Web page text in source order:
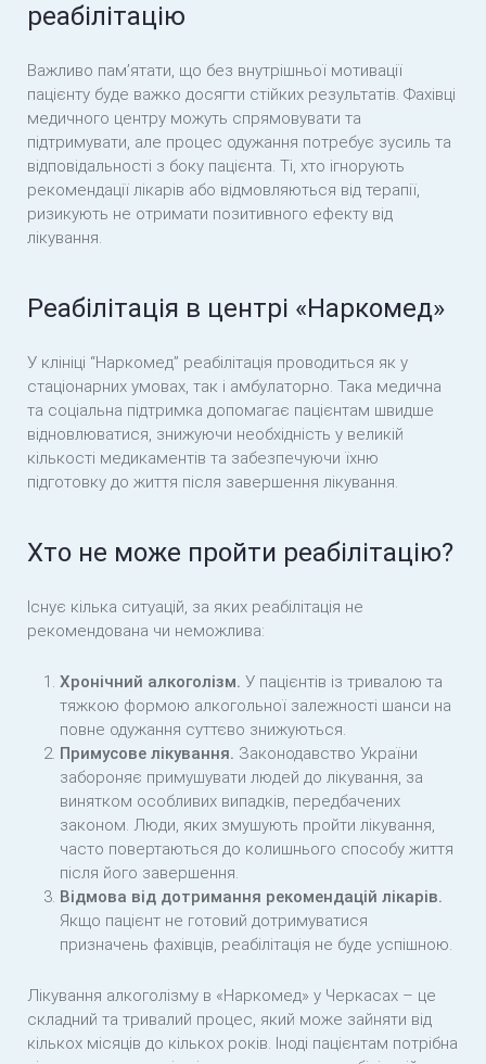
реабілітацію
Важливо пам’ятати, що без внутрішньої мотивації
пацієнту буде важко досягти стійких результатів. Фахівці
медичного центру можуть спрямовувати та
підтримувати, але процес одужання потребує зусиль та
відповідальності з боку пацієнта. Ті, хто ігнорують
рекомендації лікарів або відмовляються від терапії,
ризикують не отримати позитивного ефекту від
лікування.
Реабілітація в центрі «Наркомед»
У клініці “Наркомед” реабілітація проводиться як у
стаціонарних умовах, так і амбулаторно. Така медична
та соціальна підтримка допомагає пацієнтам швидше
відновлюватися, знижуючи необхідність у великій
кількості медикаментів та забезпечуючи їхню
підготовку до життя після завершення лікування.
Хто не може пройти реабілітацію?
Існує кілька ситуацій, за яких реабілітація не
рекомендована чи неможлива:
Хронічний алкоголізм. У пацієнтів із тривалою та
тяжкою формою алкогольної залежності шанси на
повне одужання суттєво знижуються.
Примусове лікування. Законодавство України
забороняє примушувати людей до лікування, за
винятком особливих випадків, передбачених
законом. Люди, яких змушують пройти лікування,
часто повертаються до колишнього способу життя
після його завершення.
Відмова від дотримання рекомендацій лікарів.
Якщо пацієнт не готовий дотримуватися
призначень фахівців, реабілітація не буде успішною.
Лікування алкоголізму в «Наркомед» у Черкасах – це
складний та тривалий процес, який може зайняти від
кількох місяців до кількох років. Іноді пацієнтам потрібна